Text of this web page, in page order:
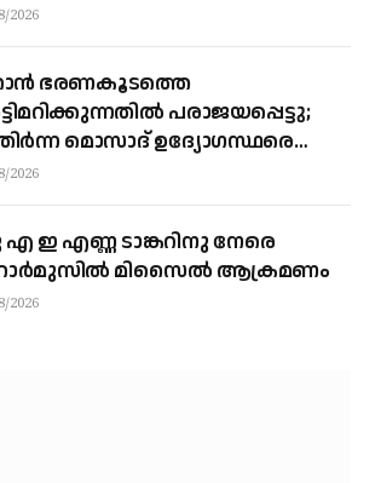
2026
ഭരണകൂടത്തെ
പരാജയപ്പെട്ടു;
മൊസാദ് ഉദ്യോഗസ്ഥരെ
2026
ഇ എണ്ണ ടാങ്കറിനു നേരെ
മിസൈല്‍ ആക്രമണം
2026